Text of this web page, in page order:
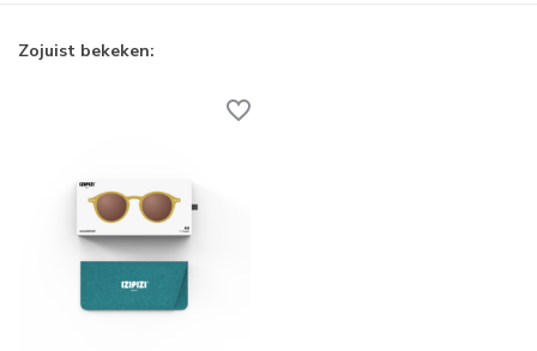
Zojuist bekeken: